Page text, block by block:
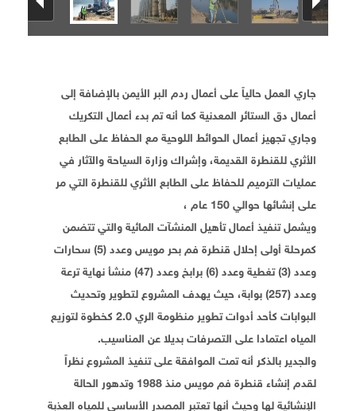
جاري العمل حالياً على أعمال ردم البر الأيمن بالإضافة إلى
أعمال دق الستائر المعدنية كما أنه تم بدء أعمال التكريك
وجاري تجهيز أعمال الحوائط اللوحية مع الحفاظ على الطابع
الأثري للقنطرة القديمة، وإشراك وزارة السياحة والآثار في
عمليات الترميم للحفاظ على الطابع الأثري للقنطرة التي مر
على إنشائها حوالي 150 عام ،
ويشمل تنفيذ أعمال تأهيل المنشآت المائية والتي تتضمن
كمرحلة أولى إحلال قنطرة فم بحر مويس وعدد (5) سحارات
وعدد (3) تغطية وعدد (6) برابخ وعدد (47) منشأ نهاية ترعة
وعدد (257) بوابة، حيث يهدف المشروع لتطوير وتحديث
البوابات كأحد أدوات تطوير منظومة الري 2.0 كخطوة لتوزيع
المياه اعتمادا على التصرفات بديلا عن المناسيب.
والجدير بالذكر أنه تمت الموافقة على تنفيذ المشروع نظراً
لقدم إنشاء قنطرة فم مويس منذ 1988 وتدهور الحالة
الإنشائية لها وحيث أنها تعتبر المصدر الأساسي للمياه العذبة